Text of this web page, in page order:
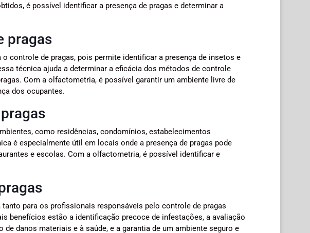
é possível identificar a presença de pragas e determinar a
pragas
controle de pragas, pois permite identificar a presença de insetos e
técnica ajuda a determinar a eficácia dos métodos de controle
Com a olfactometria, é possível garantir um ambiente livre de
dos ocupantes.
como residências, condomínios, estabelecimentos
é especialmente útil em locais onde a presença de pragas pode
e escolas. Com a olfactometria, é possível identificar e
para os profissionais responsáveis pelo controle de pragas
benefícios estão a identificação precoce de infestações, a avaliação
danos materiais e à saúde, e a garantia de um ambiente seguro e